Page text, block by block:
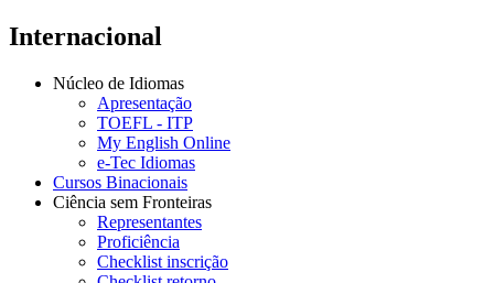
Internacional
Núcleo de Idiomas
Apresentação
TOEFL - ITP
My English Online
e-Tec Idiomas
Cursos Binacionais
Ciência sem Fronteiras
Representantes
Proficiência
Checklist inscrição